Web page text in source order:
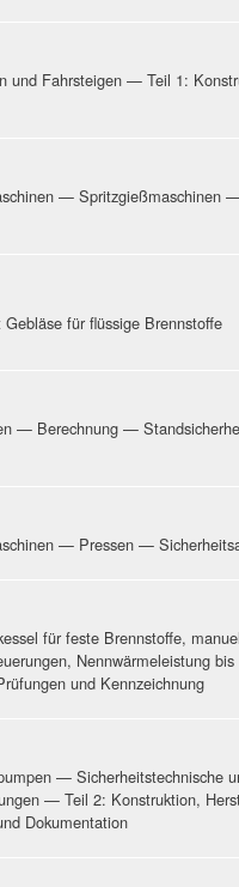
und Fahrsteigen — Teil 1:
— Spritzgießmaschinen
für flüssige Brennstoffe
— Berechnung —
— Pressen —
für feste Brennstoffe,
Nennwärmeleistung
und Kennzeichnung
— Sicherheitstechnische
— Teil 2: Konstruktion,
Dokumentation